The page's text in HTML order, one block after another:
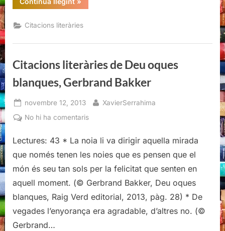
literàries
Deu
oques
Gerbrand
Citacions literàries
Citacions literàries de Deu oques
blanques, Gerbrand Bakker
Posted
on
novembre 12, 2013 By
XavierSerrahima
No hi ha comentarisa
literàries
de
oques
blanques,
Gerbrand
Bakker
Lectures: 43 * La noia li va dirigir aquella mirada
que només tenen les noies que es pensen que el
món és seu tan sols per la felicitat que senten en
aquell moment. (© Gerbrand Bakker, Deu oques
blanques, Raig Verd editorial, 2013, pàg. 28) * De
vegades l’enyorança era agradable, d’altres no. (©
Gerbrand…